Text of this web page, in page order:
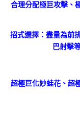
合理分配極巨攻擊、
招式選擇：盡量為前
巴射擊
超極巨化妙蛙花、超